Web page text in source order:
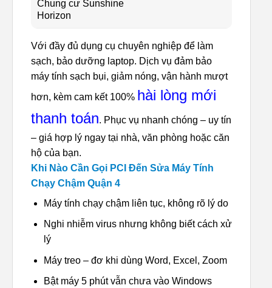
Chung cư Sunshine
Horizon
Với đầy đủ dụng cụ chuyên nghiệp để làm
sạch, bảo dưỡng laptop. Dịch vụ đảm bảo
máy tính sạch bụi, giảm nóng, vận hành mượt
hơn, kèm cam kết 100% hài lòng mới
thanh toán. Phục vụ nhanh chóng – uy tín
– giá hợp lý ngay tại nhà, văn phòng hoặc căn
hộ của bạn.
Khi Nào Cần Gọi PCI Đến Sửa Máy Tính
Chạy Chậm Quận 4
Máy tính chạy chậm liên tục, không rõ lý do
Nghi nhiễm virus nhưng không biết cách xử
lý
Máy treo – đơ khi dùng Word, Excel, Zoom
Bật máy 5 phút vẫn chưa vào Windows